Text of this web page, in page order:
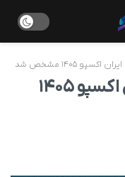
۱۴۰۵ مشخص شد
تاریخ برگزاری نمایشگاه ایران اکسپو ۱۴۰۵